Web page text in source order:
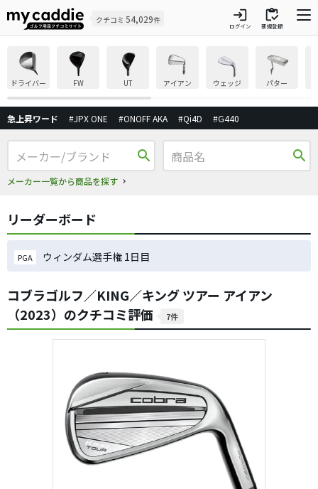
クチコミ 54,029件 login
ログイン
inventory
新規登録
ドライバー FW UT アイアン ウェッジ パター
急上昇ワード #JPX ONE #ONOFF AKA #Qi4D #G440
search
メーカー一覧から商品を探す
search
リーダーボード
PGA ウィンダム選手権 1日目
コブラゴルフ／KING／キング ツアー アイアン
（2023）のクチコミ評価
7件